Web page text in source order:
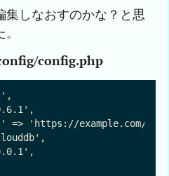
しなおすのかな？と思
config.php
=> 'https://example.com/